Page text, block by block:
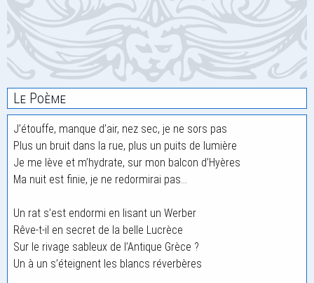
Le Poème
J’étouffe, manque d’air, nez sec, je ne sors pas
Plus un bruit dans la rue, plus un puits de lumière
Je me lève et m’hydrate, sur mon balcon d’Hyères
Ma nuit est finie, je ne redormirai pas…
Un rat s’est endormi en lisant un Werber
Rêve-t-il en secret de la belle Lucrèce
Sur le rivage sableux de l’Antique Grèce ?
Un à un s’éteignent les blancs réverbères